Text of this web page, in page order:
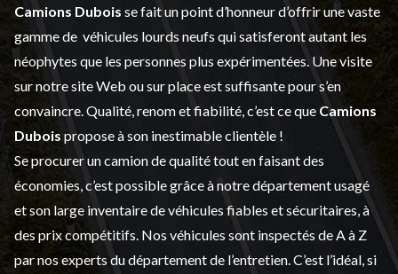
Camions Dubois se fait un point d’honneur d’offrir une vaste
gamme de véhicules lourds neufs qui satisferont autant les
néophytes que les personnes plus expérimentées. Une visite
sur notre site Web ou sur place est suffisante pour s’en
convaincre. Qualité, renom et fiabilité, c’est ce que Camions
Dubois propose à son inestimable clientèle !
Se procurer un camion de qualité tout en faisant des
économies, c’est possible grâce à notredépartement usagé
et son large inventaire de véhicules fiables et sécuritaires, à
des prix compétitifs. Nos véhicules sont inspectés de A à Z
par nos experts du département de l’entretien . C’est l’idéal, si